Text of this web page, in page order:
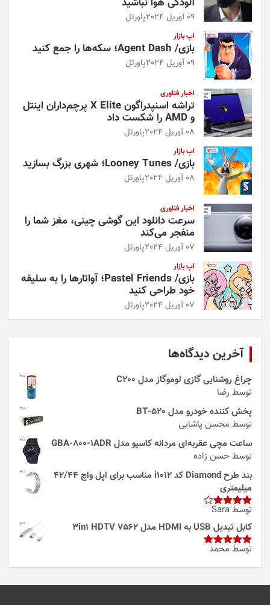
آلودگی هوا نباشید
09 آوریل 2024 پاورتل
اپ بازار
بازی/ Agent Dash؛ سکه‌ها را جمع کنید
09 آوریل 2024 پاورتل
اخبار فناوری
تراشه اسنپدراگون X Elite پرچم‌داران اینتل
و AMD را شکست داد
08 آوریل 2024 پاورتل
اپ بازار
بازی/ Looney Tunes؛ شهری بزرگ بسازید
08 آوریل 2024 پاورتل
اخبار فناوری
سرعت دانلود این گوشی چینی، مغز شما را
منفجر می‌کند
07 آوریل 2024 پاورتل
اپ بازار
بازی/ Pastel Friends؛ آواتارها را به سلیقه
خود طراحی کنید
07 آوریل 2024 پاورتل
آخرین دیدگاه‌ها
چراغ روشنایی گازی لوموگاز مدل C200
توسط رضا
پخش کننده خودرو مدل 520-BT
توسط محسن پاشایی
ساعت مچی عقربه‌ای مردانه کاسیو مدل GBA-800-1ADR
توسط حسن زاده
بند طرح Diamond کد i1012 مناسب برای اپل واچ 42/44
میلیمتری
امتیاز4
از 5
توسط Sara
کابل تبدیل USB به HDMI مدل 3in1 HDTV 7562
امتیاز5از
توسط محمد